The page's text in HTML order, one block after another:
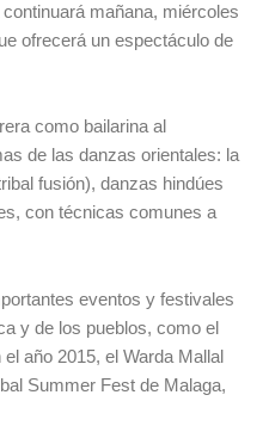
mañana, miércoles
ofrecerá un espectáculo de
como bailarina al
de las danzas orientales: la
fusión), danzas hindúes
con técnicas comunes a
eventos y festivales
y de los pueblos, como el
año 2015, el Warda Mallal
Summer Fest de Malaga,